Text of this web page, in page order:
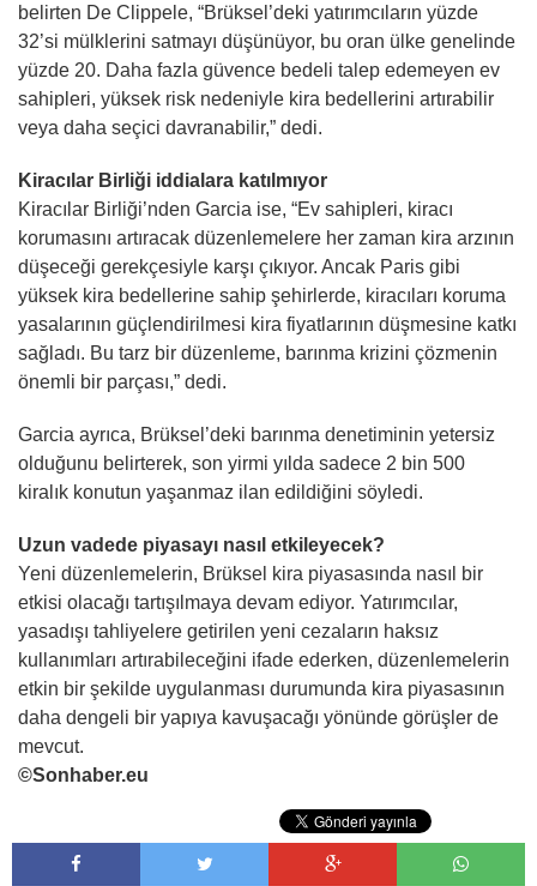
belirten De Clippele, “Brüksel’deki yatırımcıların yüzde
32’si mülklerini satmayı düşünüyor, bu oran ülke genelinde
yüzde 20. Daha fazla güvence bedeli talep edemeyen ev
sahipleri, yüksek risk nedeniyle kira bedellerini artırabilir
veya daha seçici davranabilir,” dedi.
Kiracılar Birliği iddialara katılmıyor
Kiracılar Birliği’nden Garcia ise, “Ev sahipleri, kiracı
korumasını artıracak düzenlemelere her zaman kira arzının
düşeceği gerekçesiyle karşı çıkıyor. Ancak Paris gibi
yüksek kira bedellerine sahip şehirlerde, kiracıları koruma
yasalarının güçlendirilmesi kira fiyatlarının düşmesine katkı
sağladı. Bu tarz bir düzenleme, barınma krizini çözmenin
önemli bir parçası,” dedi.
Garcia ayrıca, Brüksel’deki barınma denetiminin yetersiz
olduğunu belirterek, son yirmi yılda sadece 2 bin 500
kiralık konutun yaşanmaz ilan edildiğini söyledi.
Uzun vadede piyasayı nasıl etkileyecek?
Yeni düzenlemelerin, Brüksel kira piyasasında nasıl bir
etkisi olacağı tartışılmaya devam ediyor. Yatırımcılar,
yasadışı tahliyelere getirilen yeni cezaların haksız
kullanımları artırabileceğini ifade ederken, düzenlemelerin
etkin bir şekilde uygulanması durumunda kira piyasasının
daha dengeli bir yapıya kavuşacağı yönünde görüşler de
mevcut.
©Sonhaber.eu